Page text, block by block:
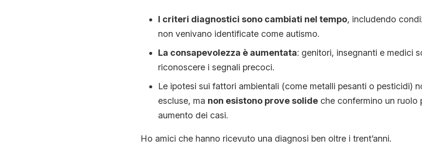
I criteri diagnostici sono cambiati nel tempo, includendo
non venivano identificate come autismo.
La consapevolezza è aumentata: genitori, insegnanti e medici
riconoscere i segnali precoci.
Le ipotesi sui fattori ambientali (come metalli pesanti o pesticidi)
escluse, ma non esistono prove solideche confermino un ruolo
aumento dei casi.
Ho amici che hanno ricevuto una diagnosi ben oltre i trent’anni.